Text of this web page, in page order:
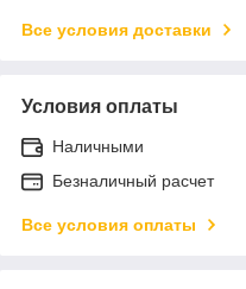
Все условия доставки
Условия оплаты
Наличными
Безналичный расчет
Все условия оплаты